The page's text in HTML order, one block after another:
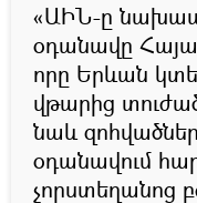
«ԱԻՆ-ը
օդանավը
որը Երևան
վթարից
նաև
օդանավում
չորստեղանոց